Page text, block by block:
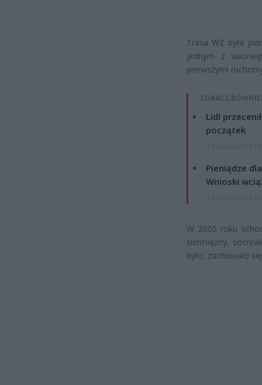
Trasa WZ była
jednym z
pierwszymi
ZOBACZ
Lidl
początek
Pieniądze
Wnioski
W 2005 roku
siermiężny,
było, zachowało